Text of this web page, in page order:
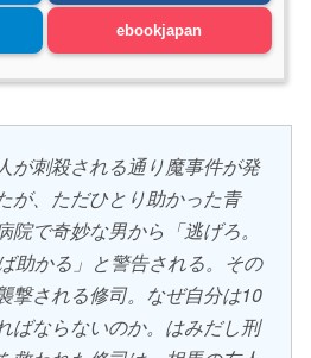
ebookjapan
が刺殺される通り魔事件が発
が、ただひとり助かった青
で奇妙な男から「逃げろ。
助かる」と警告される。その
撃される修司。なぜ自分は10
ばならないのか。はみだし刑